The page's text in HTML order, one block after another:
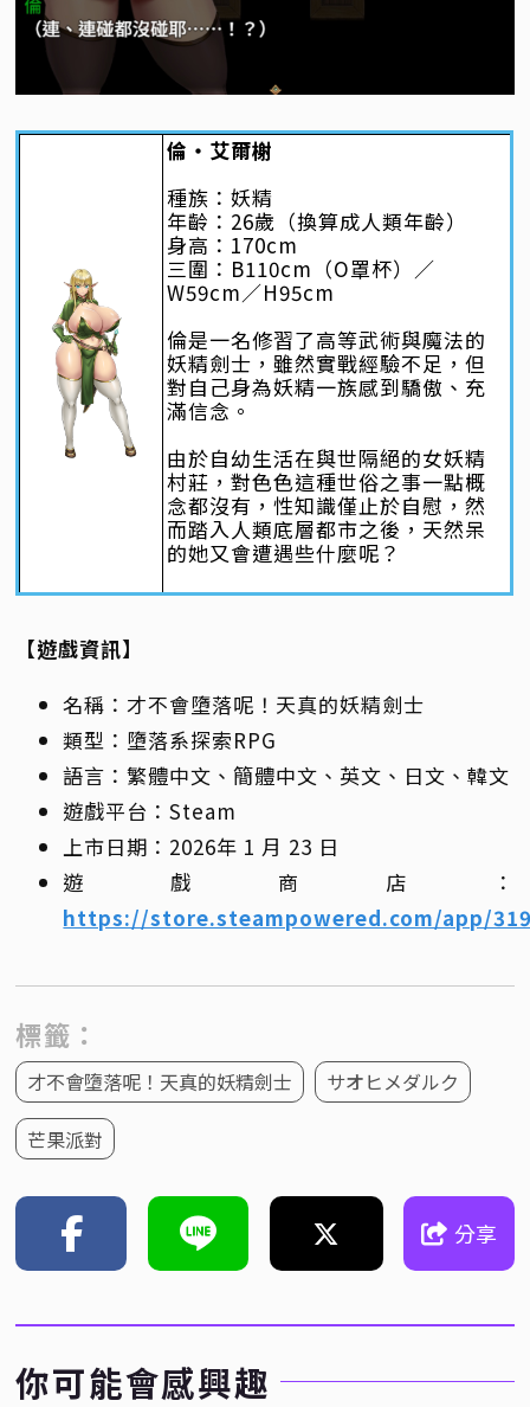
倫・艾爾榭
種族：妖精
年齡：26歲（換算成人類年齡）
身高：170cm
三圍：B110cm（O罩杯）／
W59cm／H95cm
倫是一名修習了高等武術與魔法的
妖精劍士，雖然實戰經驗不足，但
對自己身為妖精一族感到驕傲、充
滿信念。
由於自幼生活在與世隔絕的女妖精
村莊，對色色這種世俗之事一點概
念都沒有，性知識僅止於自慰，然
而踏入人類底層都市之後，天然呆
的她又會遭遇些什麼呢？
【遊戲資訊】
名稱：才不會墮落呢！天真的妖精劍士
類型：墮落系探索RPG
語言：繁體中文、簡體中文、英文、日文、韓文
遊戲平台：Steam
上市日期：2026年 1 月 23 日
遊戲商店：
https://store.steampowered.com/app/
標籤：
才不會墮落呢！天真的妖精劍士 サオヒメダルク
芒果派對
分享
你可能會感興趣